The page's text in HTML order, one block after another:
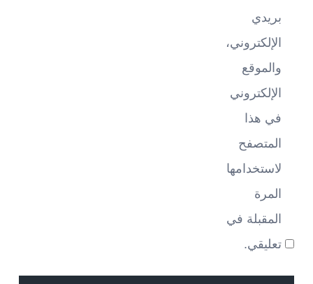
بريدي
الإلكتروني،
والموقع
الإلكتروني
في هذا
المتصفح
لاستخدامها
المرة
المقبلة في
تعليقي.